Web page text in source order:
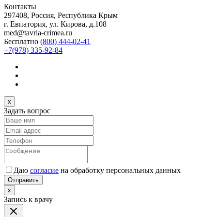
Контакты
297408, Россия, Республика Крым
г. Евпатория, ул. Кирова, д.108
med@tavria-crimea.ru
Бесплатно (800) 444-02-41
+7(978) 335-92-84
x
Задать вопрос
Даю согласие на обработку персональных данных
Отправить
x
Запись к врачу